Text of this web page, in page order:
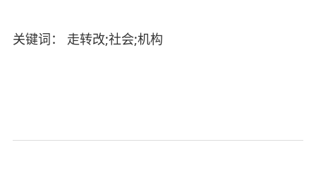
关键词： 走转改;社会;机构